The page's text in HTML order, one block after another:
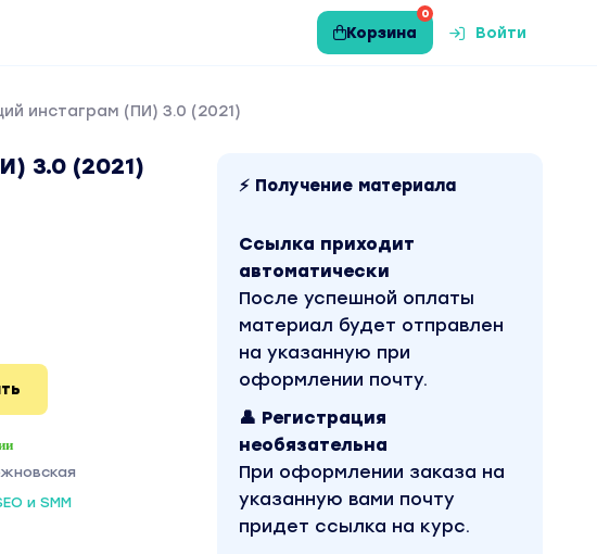
0
Корзина Войти
инстаграм (ПИ) 3.0 (2021)
3.0 (2021)
и SMM
⚡ Получение материала
Ссылка приходит
автоматически
После успешной оплаты
материал будет отправлен
на указанную при
оформлении почту.
👤 Регистрация
необязательна
При оформлении заказа на
указанную вами почту
придет ссылка на курс.